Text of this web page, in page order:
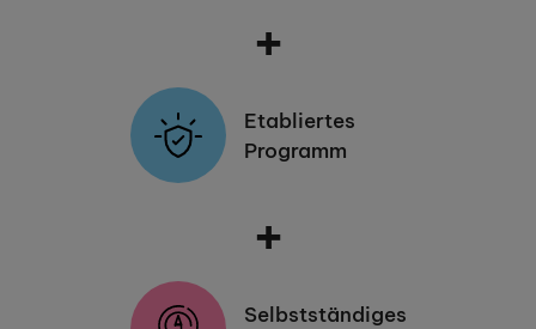
+
Etabliertes
Programm
+
Selbstständiges